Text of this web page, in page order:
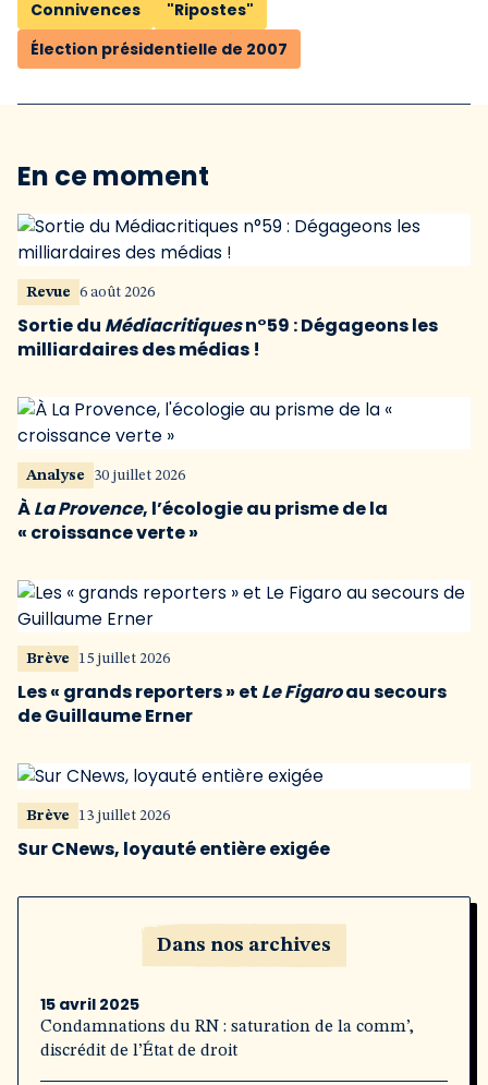
Connivences
"Ripostes"
Élection présidentielle de 2007
En ce moment
Revue 6 août 2026
Sortie du Médiacritiquesn°59 : Dégageons les
milliardaires des médias !
Analyse 30 juillet 2026
ÀLa Provence, l’écologie au prisme de la
« croissance verte »
Brève 15 juillet 2026
Les « grands reporters » et Le Figaroau secours
de Guillaume Erner
Brève 13 juillet 2026
Sur CNews, loyauté entière exigée
Dans nos archives
15 avril 2025
Condamnations du RN : saturation de la comm’,
discrédit de l’État de droit